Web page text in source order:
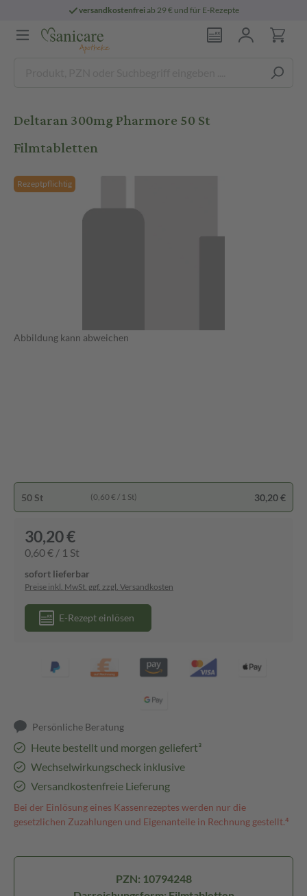
versandkostenfreiab 29 € und für E-Rezepte
Deltaran 300mg Pharmore 50 St
Filmtabletten
Rezeptpflichtig
Abbildung kann abweichen
50 St (0,60 € / 1 St) 30,20 €
30,20 €
0,60 € / 1 St
sofort lieferbar
Preise inkl. MwSt. ggf. zzgl. Versandkosten
E-Rezept einlösen
Persönliche Beratung
Heute bestellt und morgen geliefert³
Wechselwirkungscheck inklusive
Versandkostenfreie Lieferung
Bei der Einlösung eines Kassenrezeptes werden nur die
gesetzlichen Zuzahlungen und Eigenanteile in Rechnung gestellt.⁴
PZN: 10794248